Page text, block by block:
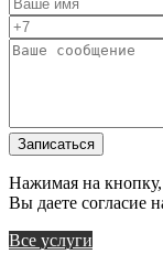
Записаться
Нажимая на кнопку,
Вы даете согласие
Все услуги